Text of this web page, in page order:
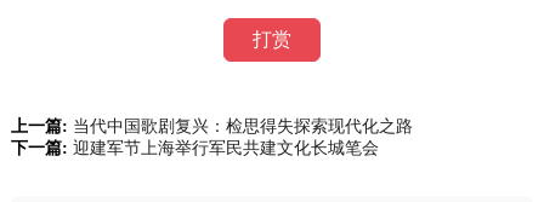
打赏
上一篇: 当代中国歌剧复兴：检思得失探索现代化之路
下一篇: 迎建军节上海举行军民共建文化长城笔会